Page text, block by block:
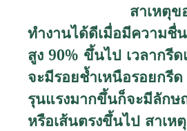
สาเหตุของร
ทำงานได้ดีเมื่อมีความชื่
สูง 90% ขึ้นไป เวลากรีด
จะมีรอยช้ำเหนือรอย
รุนแรงมากขึ้นก็จะมีลัก
หรือเส้นตรงขึ้นไป สาเห